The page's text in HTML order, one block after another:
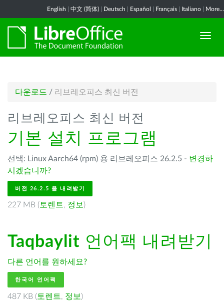
English 中文 (简体) Deutsch Español Français Italiano More...
다운로드 / 리브레오피스 최신 버전
리브레오피스 최신 버전
기본 설치 프로그램
선택: Linux Aarch64 (rpm) 용 리브레오피스 26.2.5 - 변경하
시겠습니까?
버전 26.2.5 을 내려받기
227 MB ( 토렌트, 정보 )
Taqbaylit 언어팩 내려받기
다른 언어를 원하세요?
한국어 언어팩
487 KB ( 토렌트, 정보 )